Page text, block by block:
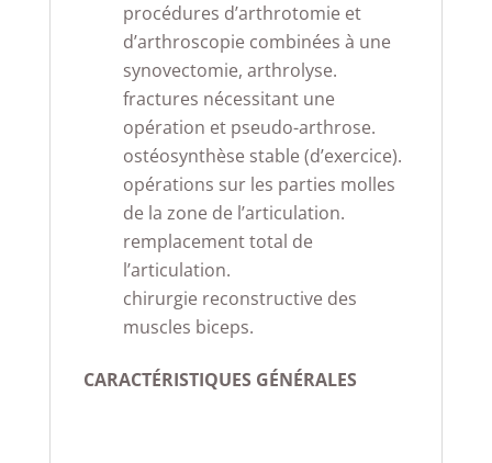
procédures d’arthrotomie et
d’arthroscopie combinées à une
synovectomie, arthrolyse.
fractures nécessitant une
opération et pseudo-arthrose.
ostéosynthèse stable (d’exercice).
opérations sur les parties molles
de la zone de l’articulation.
remplacement total de
l’articulation.
chirurgie reconstructive des
muscles biceps.
CARACTÉRISTIQUES GÉNÉRALES